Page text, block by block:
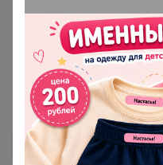
Главная
Регистрация
Регистрация